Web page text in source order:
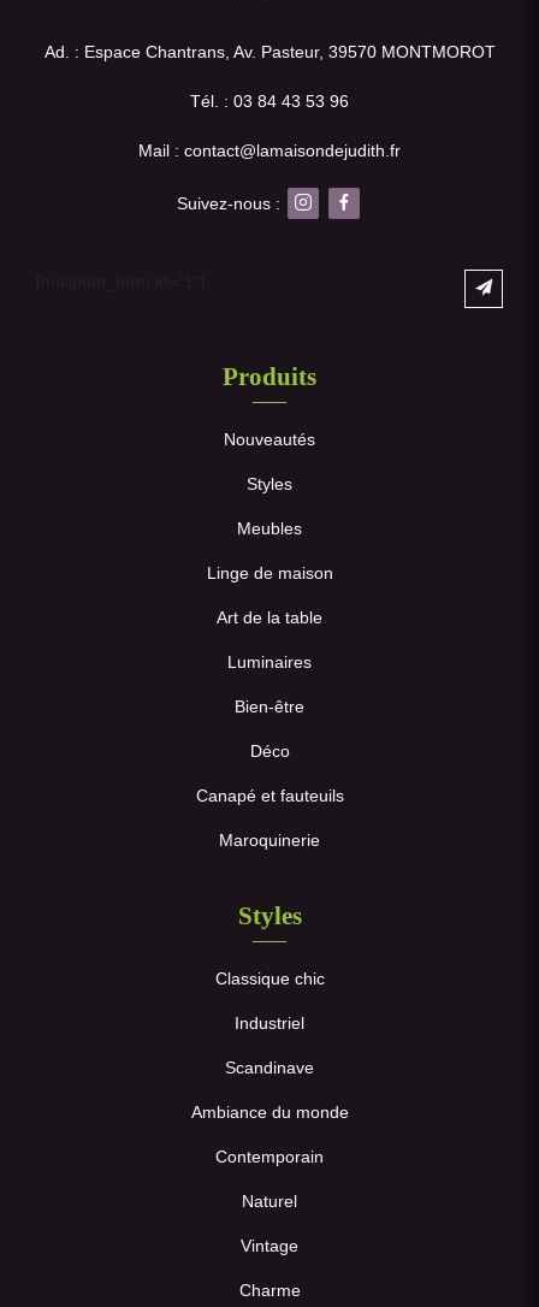
Ad. : Espace Chantrans, Av. Pasteur, 39570 MONTMOROT
Tél. : 03 84 43 53 96
Mail : contact@lamaisondejudith.fr
Suivez-nous :
Produits
Nouveautés
Styles
Meubles
Linge de maison
Art de la table
Luminaires
Bien-être
Déco
Canapé et fauteuils
Maroquinerie
Styles
Classique chic
Industriel
Scandinave
Ambiance du monde
Contemporain
Naturel
Vintage
Charme